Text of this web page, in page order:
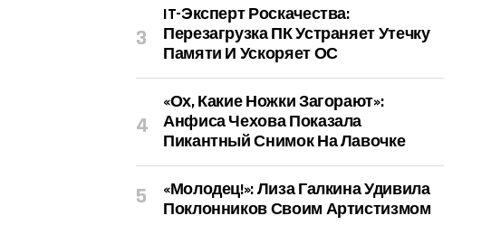
IT-Эксперт Роскачества:
Перезагрузка ПК Устраняет Утечку
Памяти И Ускоряет ОС
«Ох, Какие Ножки Загорают»:
Анфиса Чехова Показала
Пикантный Снимок На Лавочке
«Молодец!»: Лиза Галкина Удивила
Поклонников Своим Артистизмом